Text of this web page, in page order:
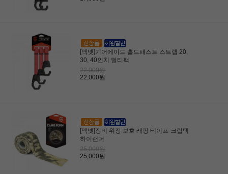
[맥넷]기어에이드 홀드패스트 스트랩 20,
30, 40인치 멀티팩
22,000원
22,000원
[맥넷]장비 위장 보호 래핑 테이프-크립텍
하이랜더
25,000원
25,000원